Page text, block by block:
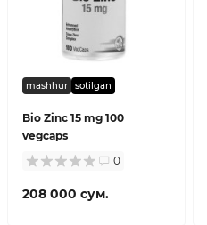
mashhur sotilgan
Bio Zinc 15 mg 100
vegcaps
0
208 000 сум.